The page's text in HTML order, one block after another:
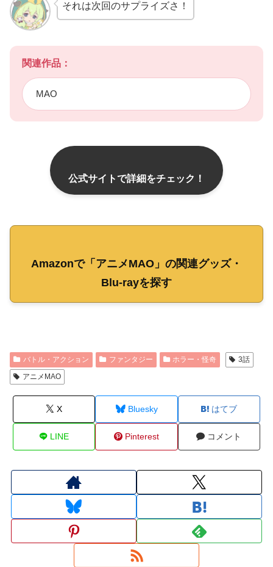
それは次回のサプライズさ！
関連作品：
MAO
公式サイトで詳細をチェック！
Amazonで「アニメMAO」の関連グッズ・
Blu-rayを探す
バトル・アクション ファンタジー ホラー・怪奇
3話
アニメMAO
X Bluesky はてブ
LINE Pinterest コメント